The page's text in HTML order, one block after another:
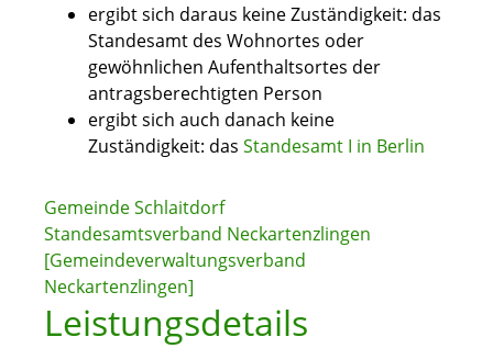
ergibt sich daraus keine Zuständigkeit: das
Standesamt des Wohnortes oder
gewöhnlichen Aufenthaltsortes der
antragsberechtigten Person
ergibt sich auch danach keine
Zuständigkeit: das Standesamt I in Berlin
Gemeinde Schlaitdorf
Standesamtsverband Neckartenzlingen
[Gemeindeverwaltungsverband
Neckartenzlingen]
Leistungsdetails